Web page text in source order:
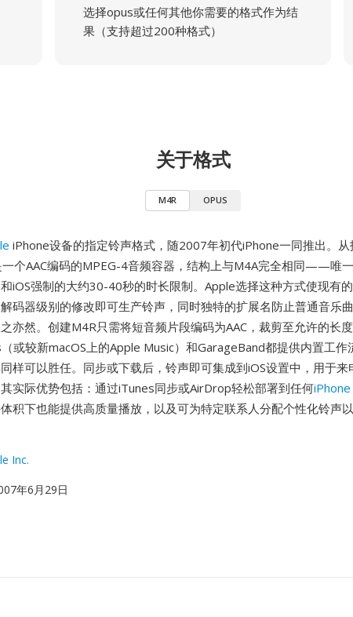
选择opus或任何其他你需要的格式作为结
果（支持超过200种格式）
关于格式
M4R OPUS
iPhone设备的指定铃声格式，随2007年初代iPhone一同推出。从
一个AAC编码的MPEG-4音频容器，结构上与M4A完全相同——唯
iOS强制的大约30-40秒的时长限制。Apple选择这种方式使现有
码器级别的修改即可生产铃声，同时独特的扩展名防止普通音乐
亦然。创建M4R只需将短音频片段编码为AAC，裁剪至允许的长
或较新macOS上的Apple Music）和GarageBand都提供内置工作
样可以胜任。同步或下载后，铃声即可集成到iOS设置中，用于来
实际优势包括：通过iTunes同步或AirDrop轻松部署到任何iPhone
积下也能提供高质量播放，以及可为特定联系人分配个性化铃声
Inc.
年6月29日